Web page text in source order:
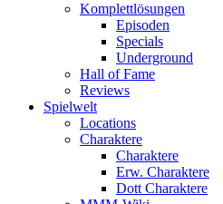
Komplettlösungen
Episoden
Specials
Underground
Hall of Fame
Reviews
Spielwelt
Locations
Charaktere
Charaktere
Erw. Charaktere
Dott Charaktere